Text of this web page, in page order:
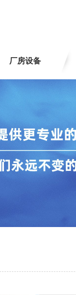
厂房设备